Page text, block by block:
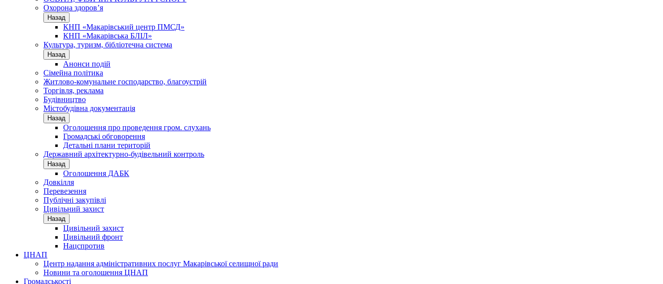
Охорона здоров’я
Назад
КНП «Макарівський центр ПМСД»
КНП «Макарівська БЛІЛ»
Культура, туризм, бібліотечна система
Назад
Анонси подій
Сімейна політика
Житлово-комунальне господарство, благоустрій
Торгівля, реклама
Будівництво
Містобудівна документація
Назад
Оголошення про проведення гром. слухань
Громадські обговорення
Детальні плани територій
Державний архітектурно-будівельний контроль
Назад
Оголошення ДАБК
Довкілля
Перевезення
Публічні закупівлі
Цивільний захист
Назад
Цивільний захист
Цивільний фронт
Нацспротив
ЦНАП
Центр надання адміністративних послуг Макарівської селищної ради
Новини та оголошення ЦНАП
Громадськості